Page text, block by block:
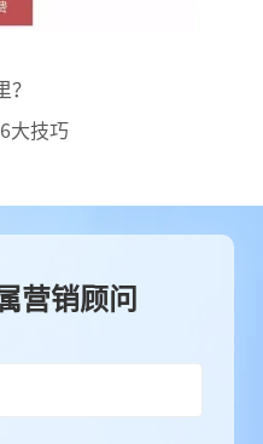
？
大技巧
营销顾问